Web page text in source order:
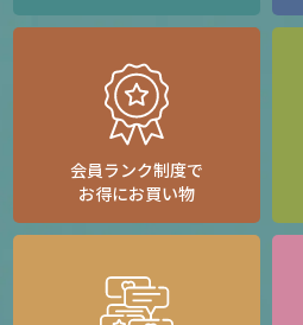
会員ランク制度で
お得にお買い物